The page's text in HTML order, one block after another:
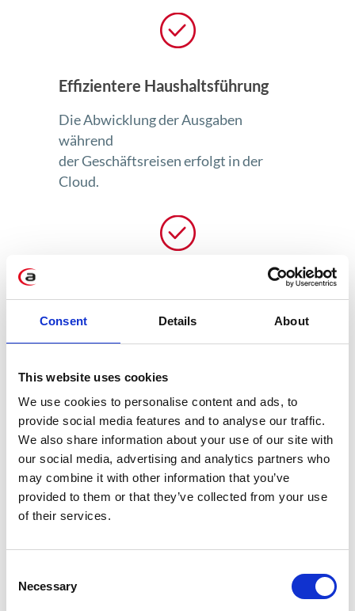
Consent Details About
This website uses cookies
We use cookies to personalise content and ads, to
provide social media features and to analyse our traffic.
We also share information about your use of our site with
our social media, advertising and analytics partners who
may combine it with other information that you’ve
provided to them or that they’ve collected from your use
of their services.
Selection
Necessary
Effizientere Haushaltsführung
Die Abwicklung der Ausgaben
während
der Geschäftsreisen erfolgt in der
Cloud.
Kontrolle des Finanzflusses durch
eine Zusammenfassung der Ausgaben.
Finanzielle Sicherheit
Keine doppelten Zahlungen und Fehler
durch manuelle Eingabe mehr.
Schnellere Zahlungen